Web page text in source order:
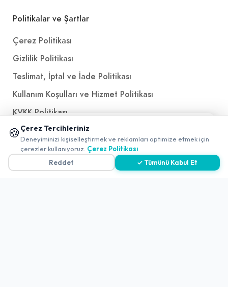
Politikalar ve Şartlar
Çerez Politikası
Gizlilik Politikası
Teslimat, İptal ve İade Politikası
Kullanım Koşulları ve Hizmet Politikası
KVKK Politikası
Kişisel Verileri Aydınlatma Metni
Referanslarımız
🍪 Çerez Tercihleriniz
Deneyiminizi kişiselleştirmek ve reklamları optimize etmek için
çerezler kullanıyoruz. Çerez Politikası
Reddet
✓ Tümünü Kabul Et
📱 Mobil uygulamamızı keşfedin!
✖